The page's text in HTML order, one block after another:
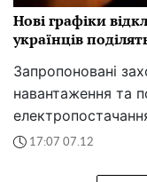
Нові графіки
українців
Запропоновані
навантаження та
17:07 07.12